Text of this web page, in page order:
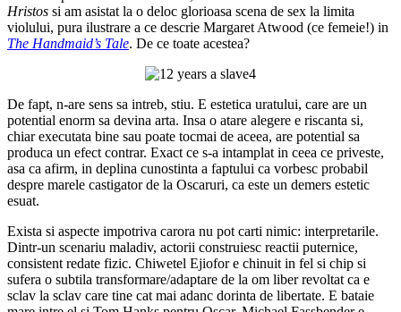
Hristos si am asistat la o deloc glorioasa scena de sex la limita
violului, pura ilustrare a ce descrie Margaret Atwood (ce femeie!) in
The Handmaid’s Tale. De ce toate acestea?
De fapt, n-are sens sa intreb, stiu. E estetica uratului, care are un
potential enorm sa devina arta. Insa o atare alegere e riscanta si,
chiar executata bine sau poate tocmai de aceea, are potential sa
produca un efect contrar. Exact ce s-a intamplat in ceea ce priveste,
asa ca afirm, in deplina cunostinta a faptului ca vorbesc probabil
despre marele castigator de la Oscaruri, ca este un demers estetic
esuat.
Exista si aspecte impotriva carora nu pot carti nimic: interpretarile.
Dintr-un scenariu maladiv, actorii construiesc reactii puternice,
consistent redate fizic. Chiwetel Ejiofor e chinuit in fel si chip si
sufera o subtila transformare/adaptare de la om liber revoltat ca e
sclav la sclav care tine cat mai adanc dorinta de libertate. E bataie